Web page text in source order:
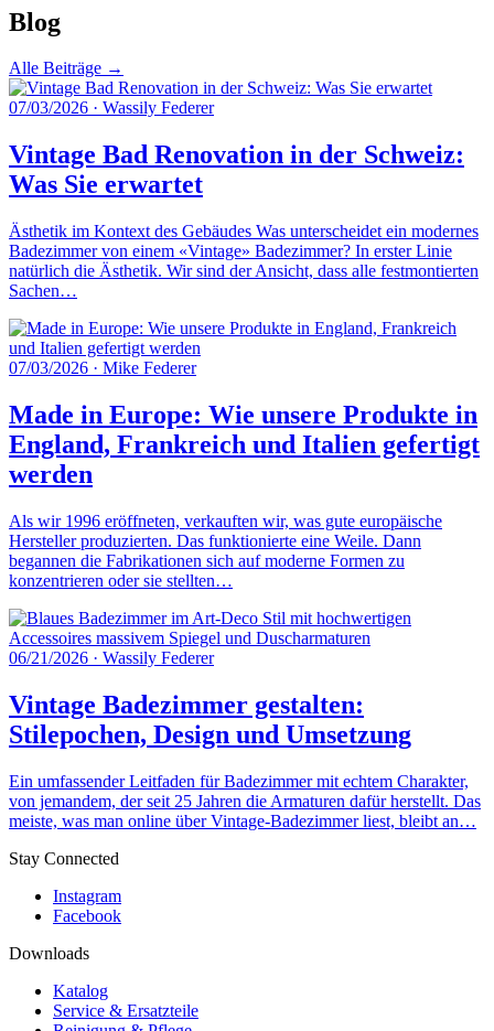
Blog
Alle Beiträge →
07/03/2026 · Wassily Federer
Vintage Bad Renovation in der Schweiz:
Was Sie erwartet
Ästhetik im Kontext des Gebäudes Was unterscheidet ein modernes
Badezimmer von einem «Vintage» Badezimmer? In erster Linie
natürlich die Ästhetik. Wir sind der Ansicht, dass alle festmontierten
Sachen…
07/03/2026 · Mike Federer
Made in Europe: Wie unsere Produkte in
England, Frankreich und Italien gefertigt
werden
Als wir 1996 eröffneten, verkauften wir, was gute europäische
Hersteller produzierten. Das funktionierte eine Weile. Dann
begannen die Fabrikationen sich auf moderne Formen zu
konzentrieren oder sie stellten…
06/21/2026 · Wassily Federer
Vintage Badezimmer gestalten:
Stilepochen, Design und Umsetzung
Ein umfassender Leitfaden für Badezimmer mit echtem Charakter,
von jemandem, der seit 25 Jahren die Armaturen dafür herstellt. Das
meiste, was man online über Vintage-Badezimmer liest, bleibt an…
Stay Connected
Instagram
Facebook
Downloads
Katalog
Service & Ersatzteile